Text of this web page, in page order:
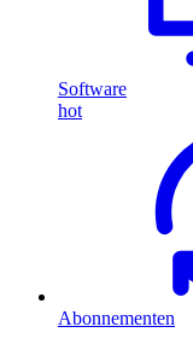
Software
hot
Abonnementen